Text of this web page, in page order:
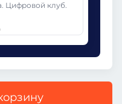
Цифровой клуб.